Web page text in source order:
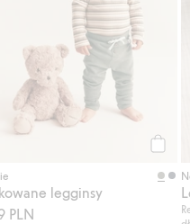
legginsy
PLN